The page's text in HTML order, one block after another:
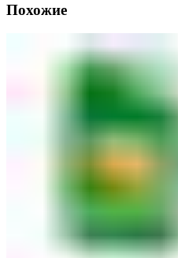
Похожие